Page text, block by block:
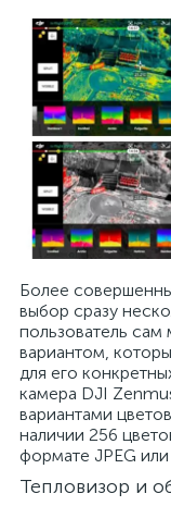
Более
выбор сразу
пользователь
вариантом,
для его
камера DJI
вариантами
наличии 256
формате JPEG
Тепловизор и